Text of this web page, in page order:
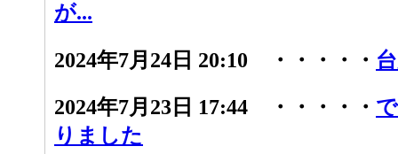
が...
2024年7月24日 20:10 ・・・・・
2024年7月23日 17:44 ・・・・・
りました